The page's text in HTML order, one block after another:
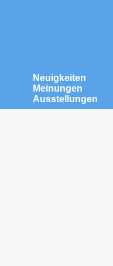
Neuigkeiten
Meinungen
Ausstellungen